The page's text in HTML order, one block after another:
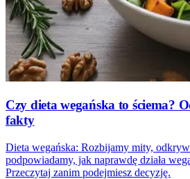
Czy dieta wegańska to ściema?
fakty
Dieta wegańska: Rozbijamy mity,
podpowiadamy, jak naprawdę działa
Przeczytaj zanim podejmiesz decyzję.